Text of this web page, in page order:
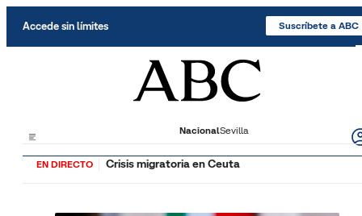
Accede sin límites Suscríbete a ABC
NacionalSevilla
EN DIRECTO Crisis migratoria en Ceuta